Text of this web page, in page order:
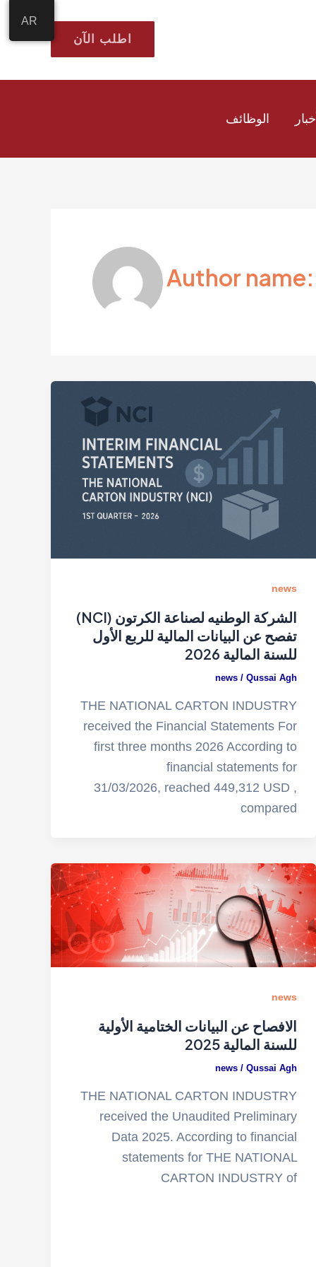
اطلب الآن
الوظائف
Author
news
الشركة الوطنيه لصناعة الكرتون (NCI)
تفصح عن البيانات المالية للربع الأول
للسنة المالية 2026
news /Qussai Agh
THE NATIONAL CARTON INDUSTRY
received the Financial Statements For
first three months 2026 According to
financial statements for
31/03/2026, reached 449,312 USD ,
compared
news
الافصاح عن البيانات الختامية الأولية
للسنة المالية 2025
news /Qussai Agh
THE NATIONAL CARTON INDUSTRY
received the Unaudited Preliminary
Data 2025. According to financial
statements for THE NATIONAL
CARTON INDUSTRY of
AR